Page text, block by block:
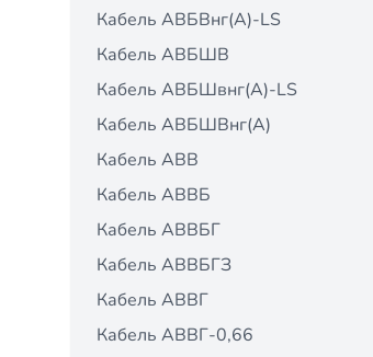
Кабель АВБВнг(A)-LS
Кабель АВБШВ
Кабель АВБШвнг(A)-LS
Кабель АВБШВнг(А)
Кабель АВВ
Кабель АВВБ
Кабель АВВБГ
Кабель АВВБГЗ
Кабель АВВГ
Кабель АВВГ-0,66